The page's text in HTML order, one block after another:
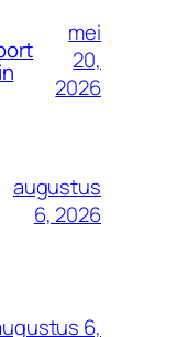
mei
20,
2026
augustus
6, 2026
6,